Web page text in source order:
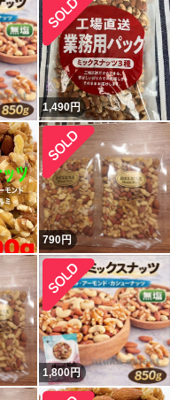
1,490円
790円
1,800円